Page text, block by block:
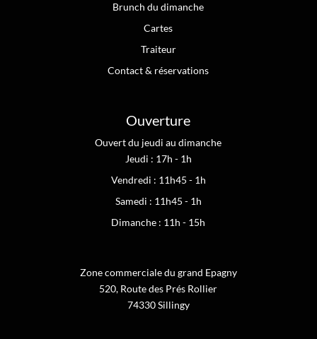
Brunch du dimanche
Cartes
Traiteur
Contact & réservations
Ouverture
Ouvert du jeudi au dimanche
Jeudi : 17h - 1h
Vendredi : 11h45 - 1h
Samedi : 11h45 - 1h
Dimanche : 11h - 15h
Zone commerciale du grand Epagny
520, Route des Prés Rollier
74330 Sillingy